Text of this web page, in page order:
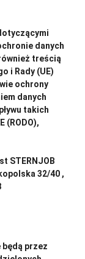
danych
treścią
i Rady (UE)
ochrony
danych
takich
(RODO),
STERNJOB
32/40 ,
będą przez